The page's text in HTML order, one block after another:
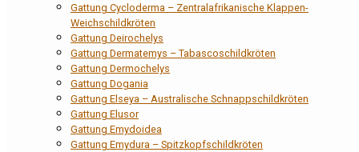
Gattung Cycloderma – Zentralafrikanische Klappen-
Weichschildkröten
Gattung Deirochelys
Gattung Dermatemys – Tabascoschildkröten
Gattung Dermochelys
Gattung Dogania
Gattung Elseya – Australische Schnappschildkröten
Gattung Elusor
Gattung Emydoidea
Gattung Emydura – Spitzkopfschildkröten